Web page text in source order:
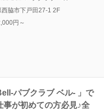
西脇市下戸田27-1 2F
円～
パブクラブ ベル- 」で
が初めての方必見♪全